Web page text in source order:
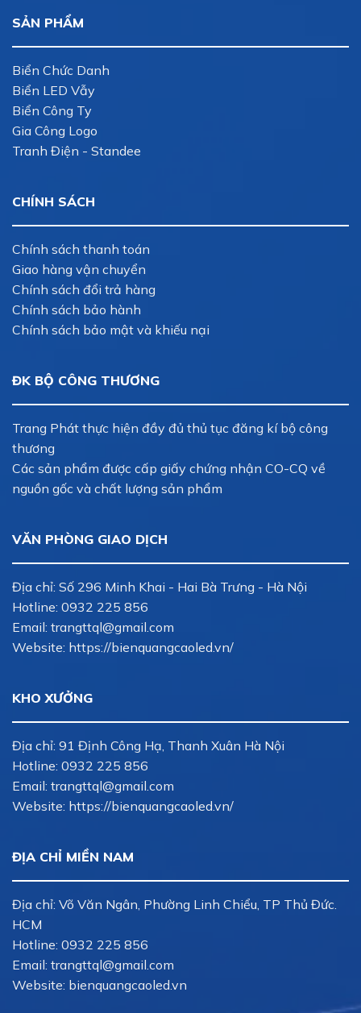
SẢN PHẨM
Biển Chức Danh
Biển LED Vẫy
Biển Công Ty
Gia Công Logo
Tranh Điện - Standee
CHÍNH SÁCH
Chính sách thanh toán
Giao hàng vận chuyển
Chính sách đổi trả hàng
Chính sách bảo hành
Chính sách bảo mật và khiếu nại
ĐK BỘ CÔNG THƯƠNG
Trang Phát thực hiện đầy đủ thủ tục đăng kí bộ công
thương
Các sản phẩm được cấp giấy chứng nhận CO-CQ về
nguồn gốc và chất lượng sản phẩm
VĂN PHÒNG GIAO DỊCH
Địa chỉ: Số 296 Minh Khai - Hai Bà Trưng - Hà Nội
Hotline: 0932 225 856
Email: trangttql@gmail.com
Website: https://bienquangcaoled.vn/
KHO XƯỞNG
Địa chỉ: 91 Định Công Hạ, Thanh Xuân Hà Nội
Hotline: 0932 225 856
Email: trangttql@gmail.com
Website: https://bienquangcaoled.vn/
ĐỊA CHỈ MIỀN NAM
Địa chỉ: Võ Văn Ngân, Phường Linh Chiểu, TP Thủ Đức.
HCM
Hotline: 0932 225 856
Email: trangttql@gmail.com
Website: bienquangcaoled.vn